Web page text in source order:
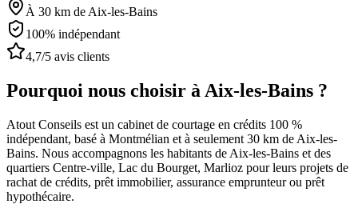
À 30 km de Aix-les-Bains
100% indépendant
4,7/5 avis clients
Pourquoi nous choisir à Aix-les-Bains ?
Atout Conseils est un cabinet de courtage en crédits 100 %
indépendant, basé à Montmélian et à seulement 30 km de Aix-les-
Bains. Nous accompagnons les habitants de Aix-les-Bains et des
quartiers Centre-ville, Lac du Bourget, Marlioz pour leurs projets de
rachat de crédits, prêt immobilier, assurance emprunteur ou prêt
hypothécaire.